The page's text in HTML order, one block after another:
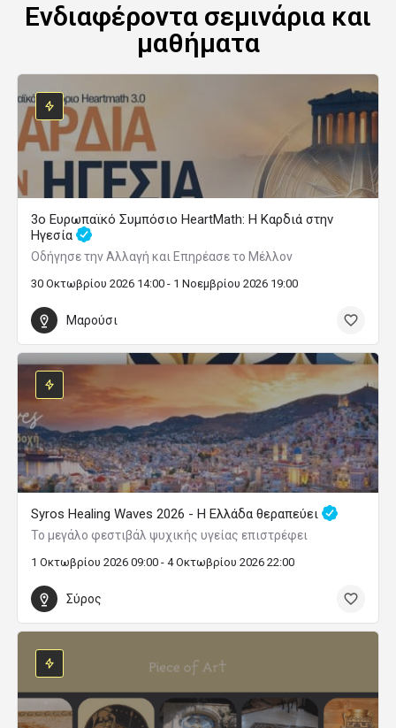
Ενδιαφέροντα σεμινάρια και
μαθήματα
3ο Ευρωπαϊκό Συμπόσιο HeartMath: Η Καρδιά στην
Ηγεσία
Οδήγησε την Αλλαγή και Επηρέασε το Μέλλον
30 Οκτωβρίου 2026 14:00 - 1 Νοεμβρίου 2026 19:00
Μαρούσι
Syros Healing Waves 2026 - Η Ελλάδα θεραπεύει
Το μεγάλο φεστιβάλ ψυχικής υγείας επιστρέφει
1 Οκτωβρίου 2026 09:00 - 4 Οκτωβρίου 2026 22:00
Σύρος